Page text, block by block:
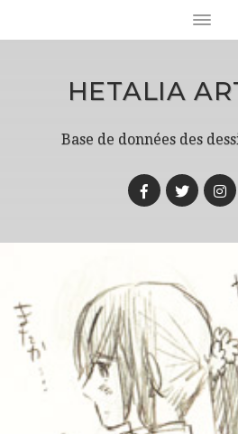
HETALIA
Base de données des